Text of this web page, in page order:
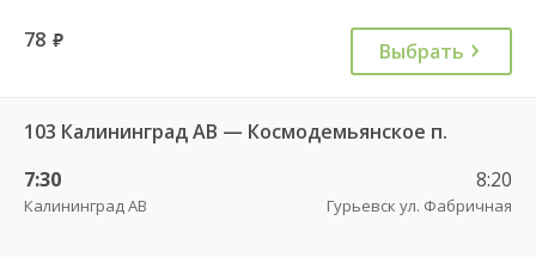
78 руб. Выбрать
103 Калининград АВ — Космодемьянское п.
7:30
Калининград АВ
8:20
Гурьевск ул. Фабричная